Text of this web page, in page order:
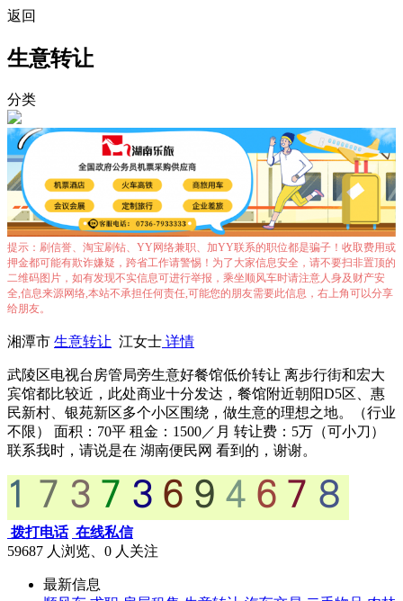
返回
生意转让
分类
提示：刷信誉、淘宝刷钻、YY网络兼职、加YY联系的职位都是骗子！收取费用或
押金都可能有欺诈嫌疑，跨省工作请警惕！为了大家信息安全，请不要扫非置顶的
二维码图片，如有发现不实信息可进行举报，乘坐顺风车时请注意人身及财产安
全,信息来源网络,本站不承担任何责任,可能您的朋友需要此信息，右上角可以分享
给朋友。
湘潭市 生意转让 江女士 详情
武陵区电视台房管局旁生意好餐馆低价转让 离步行街和宏大
宾馆都比较近，此处商业十分发达，餐馆附近朝阳D5区、惠
民新村、银苑新区多个小区围绕，做生意的理想之地。（行业
不限） 面积：70平 租金：1500／月 转让费：5万（可小刀）
联系我时，请说是在 湖南便民网 看到的，谢谢。
拨打电话 在线私信
59687 人浏览、0 人关注
最新信息